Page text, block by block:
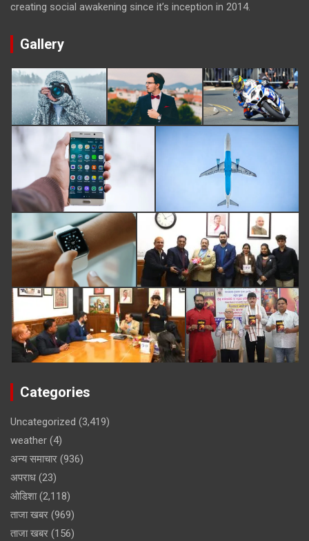
creating social awakening since it’s inception in 2014.
Gallery
Categories
Uncategorized (3,419)
weather (4)
अन्य समाचार (936)
अपराध (23)
ओडिशा(2,118)
ताजा खबर (969)
ताजा खबर (156)